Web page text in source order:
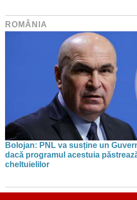
ROMÂNIA
Bolojan: PNL va susține un
dacă programul acestuia
cheltuielilor